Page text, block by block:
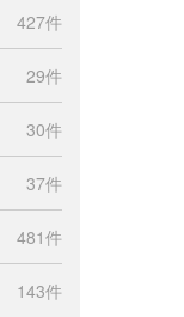
427件
29件
30件
37件
481件
143件